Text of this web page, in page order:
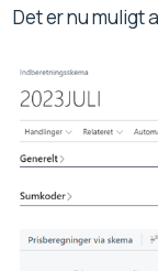
Det er nu muligt